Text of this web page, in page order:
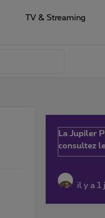
TV & Streaming
La Jupiler
consultez
il y a 1